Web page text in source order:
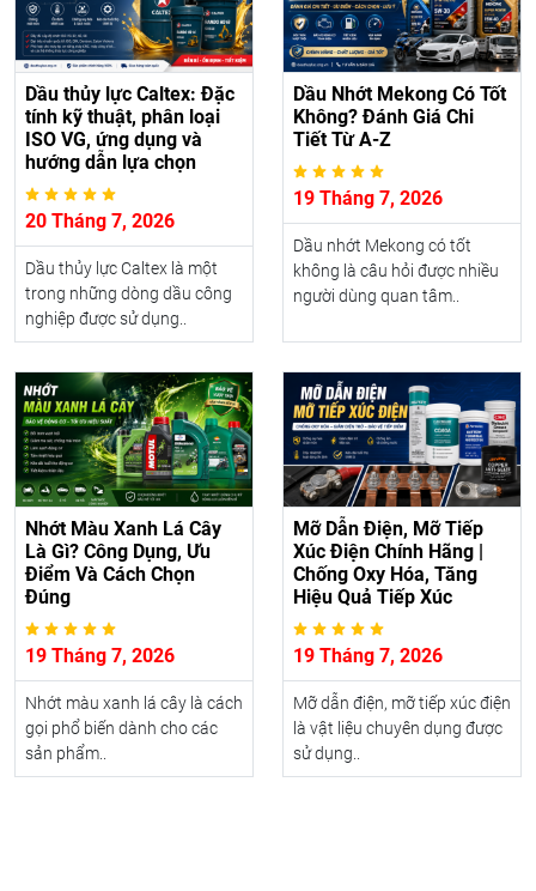
Dầu thủy lực Caltex: Đặc
tính kỹ thuật, phân loại
ISO VG, ứng dụng và
hướng dẫn lựa chọn
20 Tháng 7, 2026
Dầu thủy lực Caltex là một
trong những dòng dầu công
nghiệp được sử dụng..
Dầu Nhớt Mekong Có Tốt
Không? Đánh Giá Chi
Tiết Từ A-Z
19 Tháng 7, 2026
Dầu nhớt Mekong có tốt
không là câu hỏi được nhiều
người dùng quan tâm..
Nhớt Màu Xanh Lá Cây
Là Gì? Công Dụng, Ưu
Điểm Và Cách Chọn
Đúng
19 Tháng 7, 2026
Nhớt màu xanh lá cây là cách
gọi phổ biến dành cho các
sản phẩm..
Mỡ Dẫn Điện, Mỡ Tiếp
Xúc Điện Chính Hãng |
Chống Oxy Hóa, Tăng
Hiệu Quả Tiếp Xúc
19 Tháng 7, 2026
Mỡ dẫn điện, mỡ tiếp xúc điện
là vật liệu chuyên dụng được
sử dụng..